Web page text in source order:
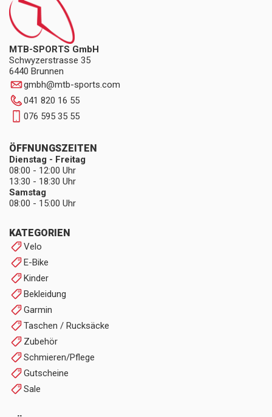
MTB-SPORTS GmbH
Schwyzerstrasse 35
6440 Brunnen
gmbh@mtb-sports.com
041 820 16 55
076 595 35 55
KATEGORIEN
Velo
E-Bike
Kinder
Bekleidung
Garmin
Taschen / Rucksäcke
Zubehör
Schmieren/Pflege
Gutscheine
Sale
ÖFFNUNGSZEITEN
Dienstag - Freitag
08:00 - 12:00 Uhr
13:30 - 18:30 Uhr
Samstag
08:00 - 15:00 Uhr